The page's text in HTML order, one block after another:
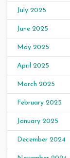
July 2025
June 2025
May 2025
April 2025
March 2025
February 2025
January 2025
December 2024